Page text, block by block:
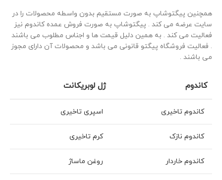
همچنین پیگتوشاپ به صورت مستقیم بدون واسطه محصولات را در
سایت عرضه می کند . پیگتوشاپ به صورت فروش عمده کاندوم نیز
فعالیت می کند . به همین دلیل قیمت ها و اجناس مطلوب می باشند
. فعالیت فروشگاه پیگتو قانونی می باشد و محصولات آن دارای مجوز
می باشند .
کاندوم ژل لوبریکانت
کاندوم تاخیری اسپری تاخیری
کاندوم نازک کرم تاخیری
کاندوم خاردار روغن ماساژ